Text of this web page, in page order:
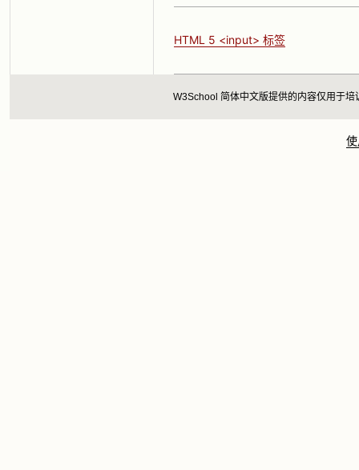
HTML 5 <input> 标签
W3School 简体中文版提供的内容仅用于